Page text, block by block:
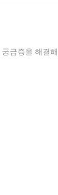
금증을 해결